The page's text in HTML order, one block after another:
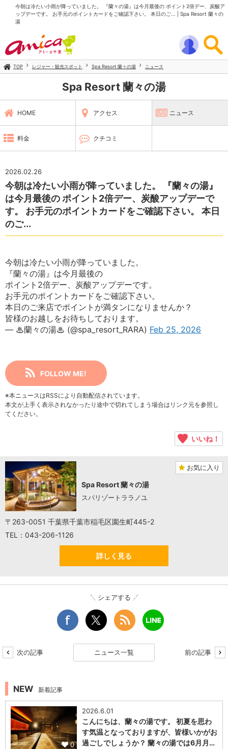
今朝は冷たい小雨が降っていました。 『蘭々の湯』は今月最後の ポイント2倍デー、炭酸ア
ップデーです。 お手元のポイントカードをご確認下さい。 本日のご... | Spa Resort 蘭々の
湯
TOP レジャー・観光スポット Spa Resort 蘭々の湯 ニュース
Spa Resort 蘭々の湯
HOME アクセス ニュース
料金 クチコミ
2026.02.26
今朝は冷たい小雨が降っていました。 『蘭々の湯』
は今月最後の ポイント2倍デー、炭酸アップデーで
す。 お手元のポイントカードをご確認下さい。 本日
のご...
今朝は冷たい小雨が降っていました。
『蘭々の湯』は今月最後の
ポイント2倍デー、炭酸アップデーです。
お手元のポイントカードをご確認下さい。
本日のご来店でポイントが満タンになりませんか？
皆様のお越しをお待ちしております。
— ♨蘭々の湯♨ (@spa_resort_RARA) Feb 25, 2026
FOLLOW ME!
※本ニュースはRSSにより自動配信されています。
本文が上手く表示されなかったり途中で切れてしまう場合はリンク元を参照し
てください。
いいね！
お気に入り
Spa Resort 蘭々の湯
スパリゾートララノユ
〒263-0051 千葉県千葉市稲毛区園生町445-2
TEL：043-206-1126
詳しく見る
シェアする
次の記事 ニュース一覧 前の記事
NEW 新着記事
0
2026.6.01
こんにちは、蘭々の湯です。 初夏を思わ
す気温となっておりますが、皆様いかがお
過ごしでしょうか？ 蘭々の湯では6月月…